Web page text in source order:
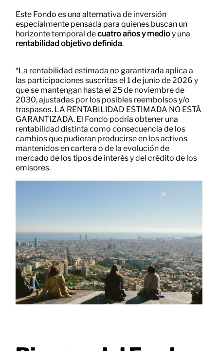
Este Fondo es una alternativa de inversión
especialmente pensada para quienes buscan un
horizonte temporal decuatro años y medioy una
rentabilidad objetivo definida.
*La rentabilidad estimada no garantizada aplica a
las participaciones suscritas el 1 de junio de 2026 y
que se mantengan hasta el 25 de noviembre de
2030, ajustadas por los posibles reembolsos y/o
traspasos. LA RENTABILIDAD ESTIMADA NO ESTÁ
GARANTIZADA. El Fondo podría obtener una
rentabilidad distinta como consecuencia de los
cambios que pudieran producirse en los activos
mantenidos en cartera o de la evolución de
mercado de los tipos de interés y del crédito de los
emisores.